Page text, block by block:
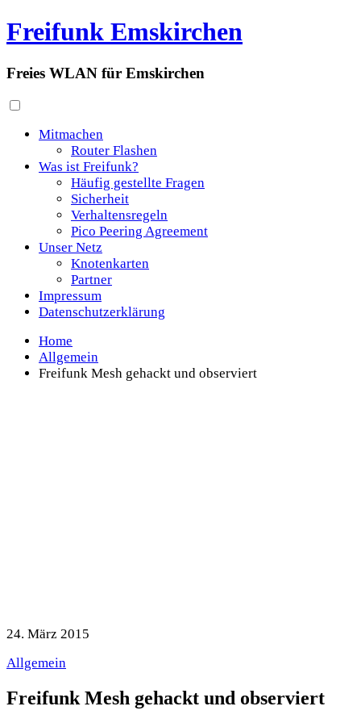
Freifunk Emskirchen
Freies WLAN für Emskirchen
Mitmachen
Router Flashen
Was ist Freifunk?
Häufig gestellte Fragen
Sicherheit
Verhaltensregeln
Pico Peering Agreement
Unser Netz
Knotenkarten
Partner
Impressum
Datenschutzerklärung
Home
Allgemein
Freifunk Mesh gehackt und observiert
24. März 2015
Allgemein
Freifunk Mesh gehackt und observiert